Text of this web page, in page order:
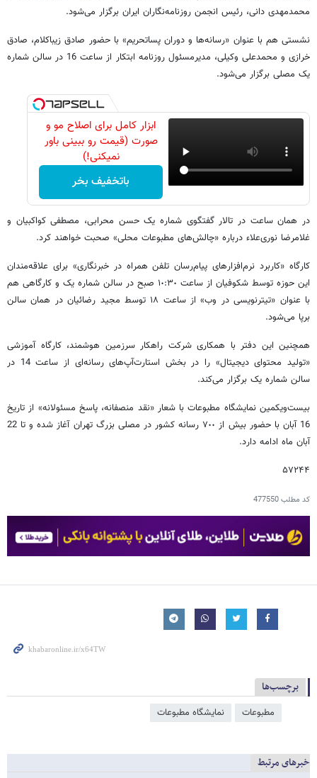
محمدمهدی دانی، رئیس انجمن روزنامه‌نگاران ایران برگزار می‌شود.
نشستی هم با عنوان «رسانه‌ها و دوران پساتحریم» با حضور صادق زیباکلام، صادق
خرازی و محمدعلی وکیلی، مدیرمسئول روزنامه‌ ابتکار از ساعت 16 در سالن شماره
یک مصلی برگزار می‌شود.
ابزار کامل برای اصلاح مو و
صورت (قیمت رو ببینی باور
نمیکنی!)
باتخفیف بخر
در همان ساعت در تالار گفتگوی شماره یک حسن محرابی، مصطفی کواکبیان و
غلامرضا نوری‌علاء درباره «چالش‌های مطبوعات محلی» صحبت خواهند کرد.
کارگاه «کاربرد نرم‌افزارهای پیام‌رسان تلفن همراه در خبرنگاری» برای علاقه‌مندان
این حوزه توسط شکوفیان از ساعت ١٠:٣٠ صبح در سالن شماره یک و کارگاهی هم
با عنوان «تیترنویسی در وب» از ساعت ١٨ توسط مجید رضائیان در همان سالن
برپا می‌شود.
همچنین این دفتر با همکاری شرکت راهکار سرزمین هوشمند، کارگاه‌ آموزشی
«تولید محتوای دیجیتال» را در بخش استارت‌آپ‌های رسانه‌ای از ساعت 14 در
سالن شماره یک برگزار می‌کند.
بیست‌ویکمین نمایشگاه مطبوعات با شعار «نقد منصفانه، پاسخ مسئولانه» از تاریخ
16 آبان با حضور بیش از ٧٠٠ رسانه کشور در مصلی بزرگ تهران آغاز شده و تا 22
آبان ماه ادامه دارد.
۵۷۲۴۴
کد مطلب477550
برچسب‌ها
مطبوعات نمایشگاه مطبوعات
خبرهای مرتبط